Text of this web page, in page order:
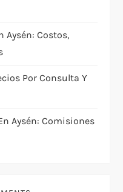
Aysén: Costos,
Por Consulta Y
Aysén: Comisiones